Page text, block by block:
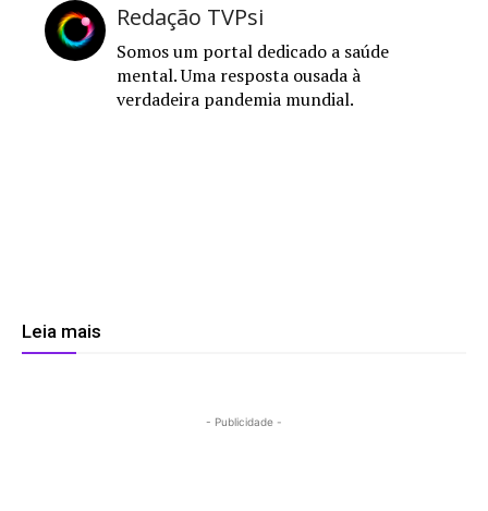
Redação TVPsi
Somos um portal dedicado a saúde
mental. Uma resposta ousada à
verdadeira pandemia mundial.
Leia mais
- Publicidade -